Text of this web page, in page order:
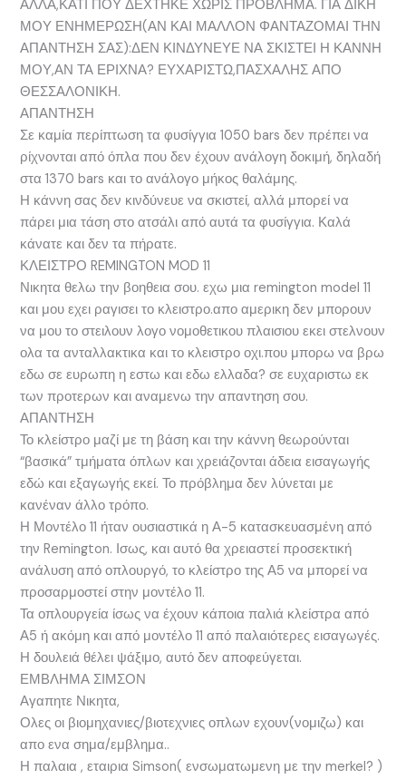
ΑΛΛΑ,ΚΑΤΙ ΠΟΥ ΔΕΧΤΗΚΕ ΧΩΡΙΣ ΠΡΟΒΛΗΜΑ. ΓΙΑ ΔΙΚΗ
ΜΟΥ ΕΝΗΜΕΡΩΣΗ(ΑΝ ΚΑΙ ΜΑΛΛΟΝ ΦΑΝΤΑΖΟΜΑΙ ΤΗΝ
ΑΠΑΝΤΗΣΗ ΣΑΣ):ΔΕΝ ΚΙΝΔΥΝΕΥΕ ΝΑ ΣΚΙΣΤΕΙ Η ΚΑΝΝΗ
ΜΟΥ,ΑΝ ΤΑ ΕΡΙΧΝΑ? ΕΥΧΑΡΙΣΤΩ,ΠΑΣΧΑΛΗΣ ΑΠΟ
ΘΕΣΣΑΛΟΝΙΚΗ.
ΑΠΑΝΤΗΣΗ
Σε καμία περίπτωση τα φυσίγγια 1050 bars δεν πρέπει να
ρίχνονται από όπλα που δεν έχουν ανάλογη δοκιμή, δηλαδή
στα 1370 bars και το ανάλογο μήκος θαλάμης.
Η κάννη σας δεν κινδύνευε να σκιστεί, αλλά μπορεί να
πάρει μια τάση στο ατσάλι από αυτά τα φυσίγγια. Καλά
κάνατε και δεν τα πήρατε.
ΚΛΕΙΣΤΡΟ REMINGTON MOD 11
Νικητα θελω την βοηθεια σου. εχω μια remington model 11
και μου εχει ραγισει το κλειστρο.απο αμερικη δεν μπορουν
να μου το στειλουν λογο νομοθετικου πλαισιου εκει στελνουν
ολα τα ανταλλακτικα και το κλειστρο οχι.που μπορω να βρω
εδω σε ευρωπη η εστω και εδω ελλαδα? σε ευχαριστω εκ
των προτερων και αναμενω την απαντηση σου.
ΑΠΑΝΤΗΣΗ
Το κλείστρο μαζί με τη βάση και την κάννη θεωρούνται
“βασικά” τμήματα όπλων και χρειάζονται άδεια εισαγωγής
εδώ και εξαγωγής εκεί. Το πρόβλημα δεν λύνεται με
κανέναν άλλο τρόπο.
Η Μοντέλο 11 ήταν ουσιαστικά η Α-5 κατασκευασμένη από
την Remington. Ισως, και αυτό θα χρειαστεί προσεκτική
ανάλυση από οπλουργό, το κλείστρο της Α5 να μπορεί να
προσαρμοστεί στην μοντέλο 11.
Τα οπλουργεία ίσως να έχουν κάποια παλιά κλείστρα από
Α5 ή ακόμη και από μοντέλο 11 από παλαιότερες εισαγωγές.
Η δουλειά θέλει ψάξιμο, αυτό δεν αποφεύγεται.
ΕΜΒΛΗΜΑ ΣΙΜΣΟΝ
Αγαπητε Νικητα,
Ολες οι βιομηχανιες/βιοτεχνιες οπλων εχουν(νομιζω) και
απο ενα σημα/εμβλημα..
Η παλαια , εταιρια Simson( ενσωματωμενη με την merkel? )